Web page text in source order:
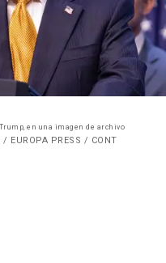
en una imagen de archivo
EUROPA PRESS / CONT